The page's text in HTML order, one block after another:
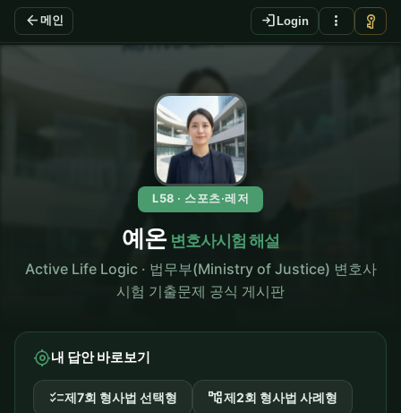
arrow_back 메인 login Login more_vert vpn_key
L58 · 스포츠·레저
예온 변호사시험 해설
Active Life Logic · 법무부(Ministry of Justice) 변호사
시험 기출문제 공식 게시판
my_location내 답안 바로보기
checklist제7회 형사법 선택형 account_tree제2회 형사법 사례형